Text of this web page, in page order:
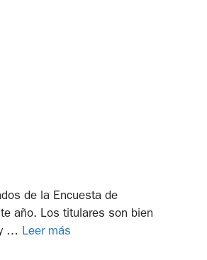
de la Encuesta de
año. Los titulares son bien
… Leer más